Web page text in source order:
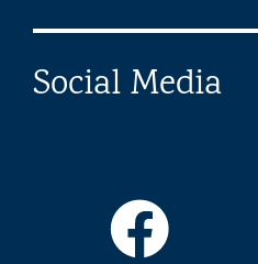
Social Media